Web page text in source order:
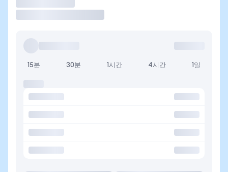
15분 30분 1시간 4시간 1일